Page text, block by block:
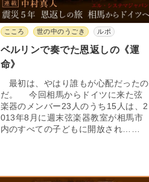
こころ 世の中のうごき ルポ
ベルリンで奏でた恩返しの《運
命》
最初は、やはり誰もが心配だったの
だ。 今回相馬からドイツに来た弦
楽器のメンバー23人のうち15人は、2
013年8月に週末弦楽器教室が相馬市
内のすべての子どもに開放され……